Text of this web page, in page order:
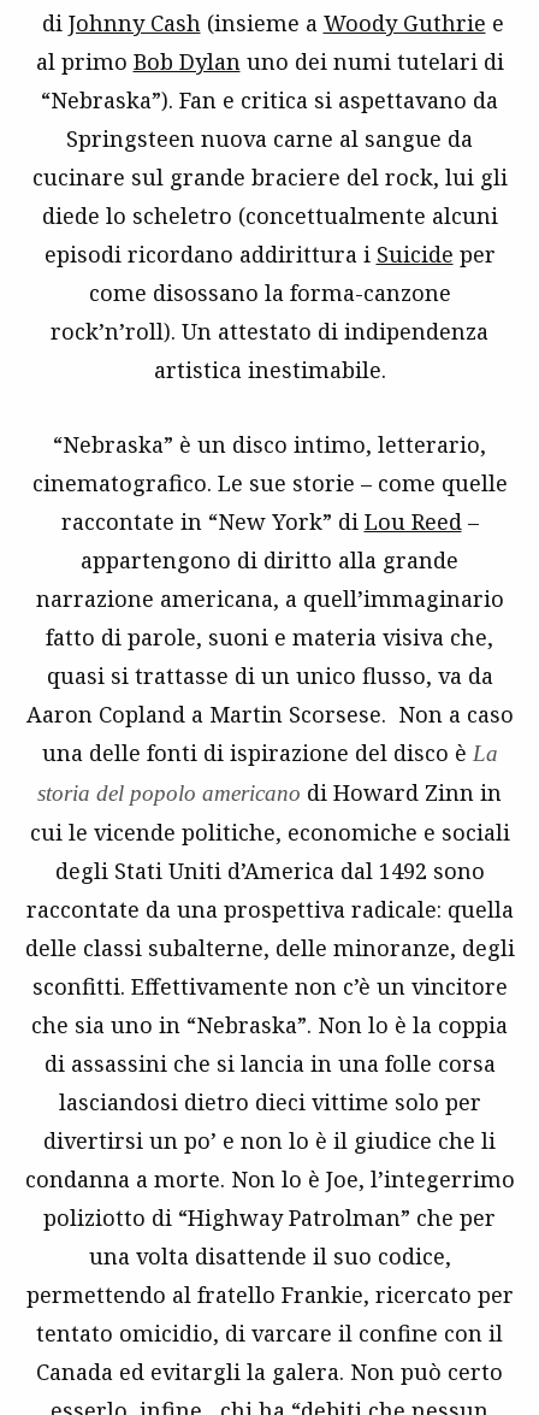
di Johnny Cash(insieme a Woody Guthrie e
al primo Bob Dylanuno dei numi tutelari di
“Nebraska”). Fan e critica si aspettavano da
Springsteen nuova carne al sangue da
cucinare sul grande braciere del rock, lui gli
diede lo scheletro (concettualmente alcuni
episodi ricordano addirittura i Suicide per
come disossano la forma-canzone
rock’n’roll). Un attestato di indipendenza
artistica inestimabile.
“Nebraska” è un disco intimo, letterario,
cinematografico. Le sue storie – come quelle
raccontate in “New York” di Lou Reed–
appartengono di diritto alla grande
narrazione americana, a quell’immaginario
fatto di parole, suoni e materia visiva che,
quasi si trattasse di un unico flusso, va da
Aaron Copland a Martin Scorsese. Non a caso
una delle fonti di ispirazione del disco è La
storia del popolo americano di Howard Zinn in
cui le vicende politiche, economiche e sociali
degli Stati Uniti d’America dal 1492 sono
raccontate da una prospettiva radicale: quella
delle classi subalterne, delle minoranze, degli
sconfitti. Effettivamente non c’è un vincitore
che sia uno in “Nebraska”. Non lo è la coppia
di assassini che si lancia in una folle corsa
lasciandosi dietro dieci vittime solo per
divertirsi un po’ e non lo è il giudice che li
condanna a morte. Non lo è Joe, l’integerrimo
poliziotto di “Highway Patrolman” che per
una volta disattende il suo codice,
permettendo al fratello Frankie, ricercato per
tentato omicidio, di varcare il confine con il
Canada ed evitargli la galera. Non può certo